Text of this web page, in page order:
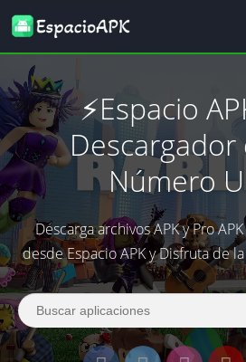
⚡️Espacio
Descargador
Número
Descarga archivos APK y Pro
desde Espacio APK y Disfruta de